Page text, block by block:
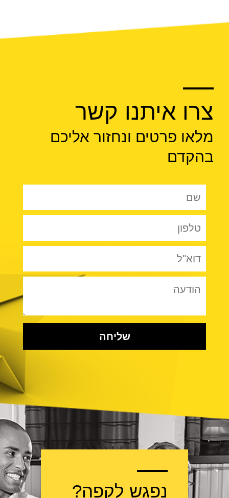
צרו איתנו קשר
מלאו פרטים ונחזור אליכם
בהקדם
נפגש לקפה?